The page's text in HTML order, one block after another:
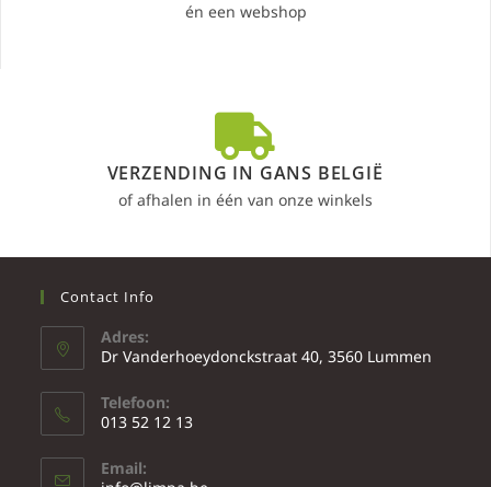
én een webshop
VERZENDING IN GANS BELGIË
of afhalen in één van onze winkels
Contact Info
Adres:
Dr Vanderhoeydonckstraat 40, 3560 Lummen
Telefoon:
013 52 12 13
Email: